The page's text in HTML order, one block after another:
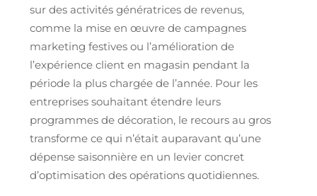
sur des activités génératrices de revenus,
comme la mise en œuvre de campagnes
marketing festives ou l’amélioration de
l’expérience client en magasin pendant la
période la plus chargée de l’année. Pour les
entreprises souhaitant étendre leurs
programmes de décoration, le recours au gros
transforme ce qui n’était auparavant qu’une
dépense saisonnière en un levier concret
d’optimisation des opérations quotidiennes.